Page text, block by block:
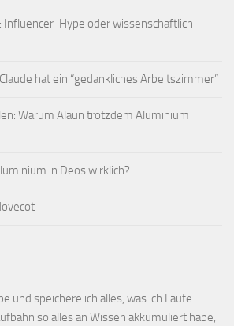
Hype oder wissenschaftlich
hat ein “gedankliches Arbeitszimmer”
Warum Alaun trotzdem Aluminium
in Deos wirklich?
und speichere ich alles, was ich Laufe
so alles an Wissen akkumuliert habe,